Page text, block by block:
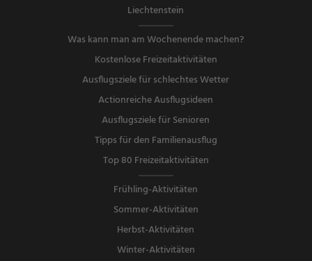
Liechtenstein
Was kann man am Wochenende machen?
Kostenlose Freizeitaktivitäten
Ausflugsziele für schlechtes Wetter
Actionreiche Ausflugsideen
Ausflugsziele für Senioren
Tipps für den Familienausflug
Top 80 Freizeitaktivitäten
Frühling-Aktivitäten
Sommer-Aktivitäten
Herbst-Aktivitäten
Winter-Aktivitäten